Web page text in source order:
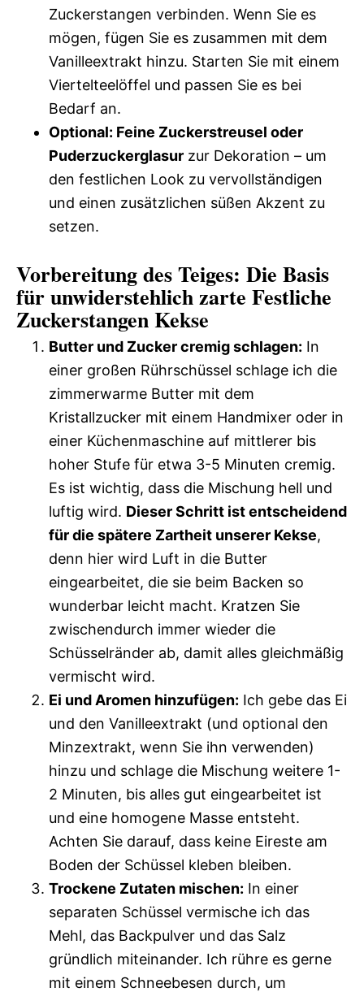
Zuckerstangen verbinden. Wenn Sie es
mögen, fügen Sie es zusammen mit dem
Vanilleextrakt hinzu. Starten Sie mit einem
Viertelteelöffel und passen Sie es bei
Bedarf an.
Optional: Feine Zuckerstreusel oder
Puderzuckerglasur zur Dekoration – um
den festlichen Look zu vervollständigen
und einen zusätzlichen süßen Akzent zu
setzen.
Vorbereitung des Teiges: Die Basis
für unwiderstehlich zarte Festliche
Zuckerstangen Kekse
Butter und Zucker cremig schlagen: In
einer großen Rührschüssel schlage ich die
zimmerwarme Butter mit dem
Kristallzucker mit einem Handmixer oder in
einer Küchenmaschine auf mittlerer bis
hoher Stufe für etwa 3-5 Minuten cremig.
Es ist wichtig, dass die Mischung hell und
luftig wird. Dieser Schritt ist entscheidend
für die spätere Zartheit unserer Kekse,
denn hier wird Luft in die Butter
eingearbeitet, die sie beim Backen so
wunderbar leicht macht. Kratzen Sie
zwischendurch immer wieder die
Schüsselränder ab, damit alles gleichmäßig
vermischt wird.
Ei und Aromen hinzufügen: Ich gebe das Ei
und den Vanilleextrakt (und optional den
Minzextrakt, wenn Sie ihn verwenden)
hinzu und schlage die Mischung weitere 1-
2 Minuten, bis alles gut eingearbeitet ist
und eine homogene Masse entsteht.
Achten Sie darauf, dass keine Eireste am
Boden der Schüssel kleben bleiben.
Trockene Zutaten mischen: In einer
separaten Schüssel vermische ich das
Mehl, das Backpulver und das Salz
gründlich miteinander. Ich rühre es gerne
mit einem Schneebesen durch, um